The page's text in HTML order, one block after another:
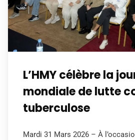
L’HMY célèbre la
mondiale de lutte
tuberculose
Mardi 31 Mars 2026 – À